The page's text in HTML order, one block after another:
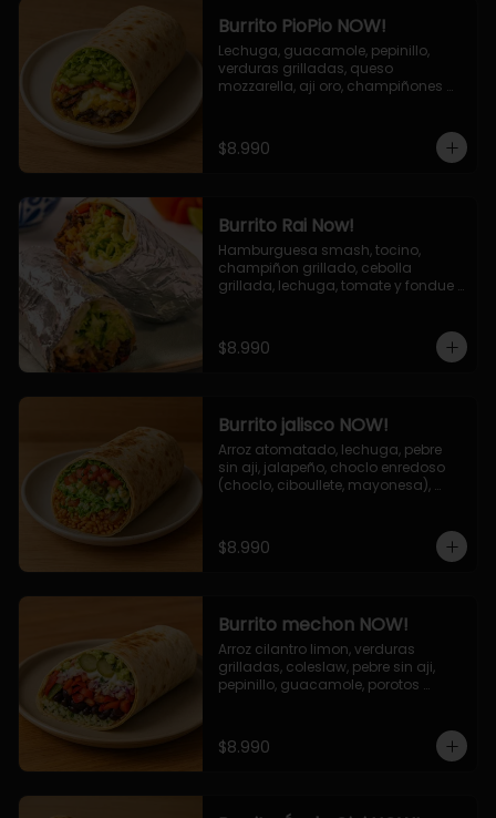
Burrito PioPio NOW!
Lechuga, guacamole, pepinillo,
verduras grilladas, queso
mozzarella, aji oro, champiñones
$8.990
Burrito Rai Now!
Hamburguesa smash, tocino,
champiñon grillado, cebolla
grillada, lechuga, tomate y fondue
$8.990
Burrito jalisco NOW!
Arroz atomatado, lechuga, pebre
sin aji, jalapeño, choclo enredoso
(choclo, ciboullete, mayonesa),
$8.990
Burrito mechon NOW!
Arroz cilantro limon, verduras
grilladas, coleslaw, pebre sin aji,
pepinillo, guacamole, porotos
$8.990